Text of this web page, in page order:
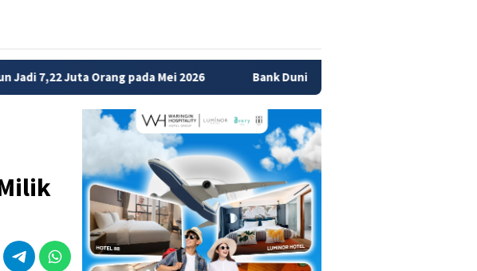
pada Mei 2026 Bank Dunia Tunjuk Sri Mulyani Pimpin Dukungan Pendanaan